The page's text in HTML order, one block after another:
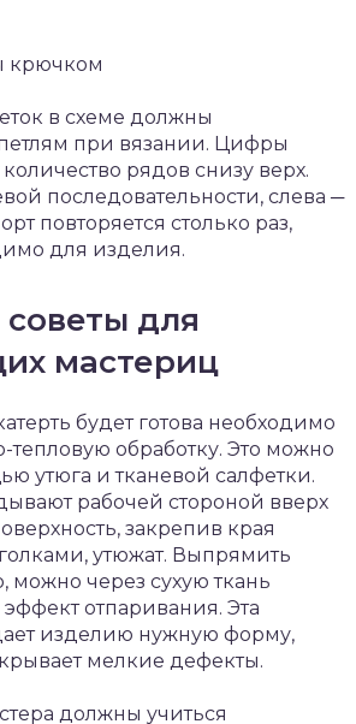
крючком
в схеме должны
петлям при вязании. Цифры
рядов снизу верх.
последовательности, слева ─
повторяется столько раз,
для изделия.
для
мастериц
будет готова необходимо
тепловую обработку. Это можно
утюга и тканевой салфетки.
рабочей стороной вверх
закрепив края
утюжат. Выпрямить
можно через сухую ткань
отпаривания. Эта
изделию нужную форму,
мелкие дефекты.
должны учиться